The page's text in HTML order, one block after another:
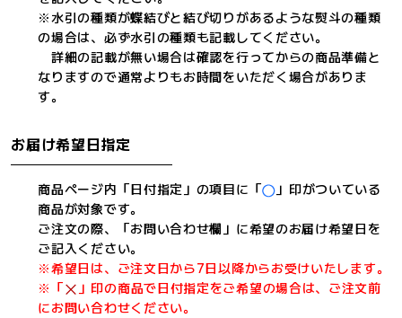
※水引の種類が蝶結びと結び切りがあるような熨斗の種類
の場合は、必ず水引の種類も記載してください。
詳細の記載が無い場合は確認を行ってからの商品準備と
なりますので通常よりもお時間をいただく場合がありま
す。
お届け希望日指定
商品ページ内「日付指定」の項目に「
」印がついている
商品が対象です。
ご注文の際、「お問い合わせ欄」に希望のお届け希望日を
ご記入ください。
※希望日は、ご注文日から7日以降からお受けいたします。
※「
」印の商品で日付指定をご希望の場合は、ご注文前
にお問い合わせください。